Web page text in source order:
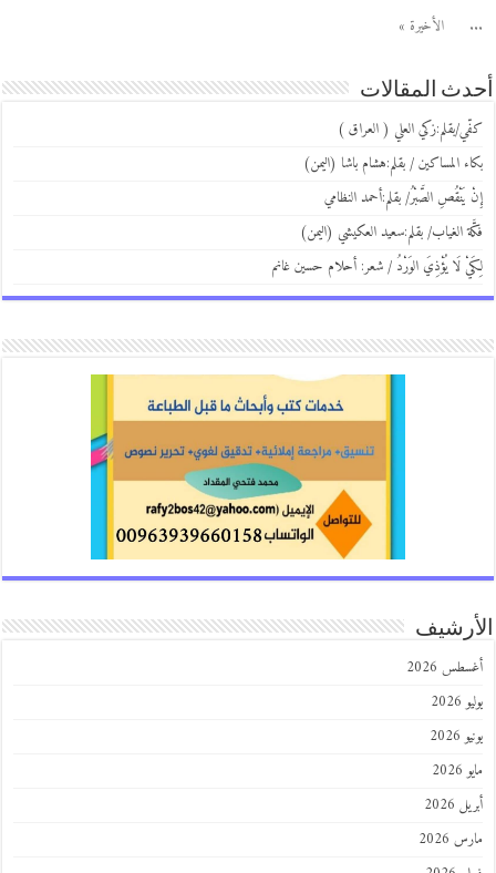
...
الأخيرة »
أحدث المقالات
كفّي/بقلم:زكي العلي ( العراق )
بكاء المساكين / بقلم:هشام باشا (اليمن)
إِنْ يَنْقُصِ الصَّبْرُ/ بقلم:أحمد النظامي
فكَّة الغياب/ بقلم:سعيد العكيشي (اليمن)
لِكَيْ لَا يُؤْذِيَ الوَرْدُ / شعر: أحلام حسين غانم
الأرشيف
أغسطس 2026
يوليو 2026
يونيو 2026
مايو 2026
أبريل 2026
مارس 2026